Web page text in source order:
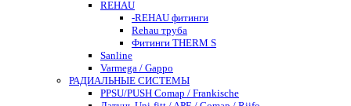
REHAU
-REHAU фитинги
Rehau труба
Фитинги THERM S
Sanline
Varmega / Gappo
РАДИАЛЬНЫЕ СИСТЕМЫ
PPSU/PUSH Comap / Frankische